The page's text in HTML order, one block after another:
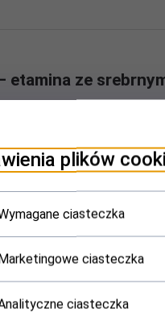
etamina ze
elegancji.
został wzbogacony o
Luna doskonale odnajdzie
typu WAVE zapewnia
pięknie się układa i
idealnie wpisując się
bezpośrednio na
plików
ciasteczka
ciasteczka
ciasteczka